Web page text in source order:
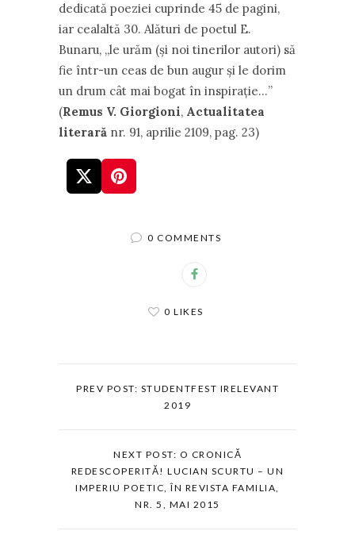
dedicată poeziei cuprinde 45 de pagini,
iar cealaltă 30. Alături de poetul E.
Bunaru, „le urăm (şi noi tinerilor autori) să
fie într-un ceas de bun augur şi le dorim
un drum cât mai bogat în inspiraţie…”
(Remus V. Giorgioni, Actualitatea
literară nr. 91, aprilie 2109, pag. 23)
0 COMMENTS
0 LIKES
PREV POST: STUDENTFEST IRELEVANT
2019
NEXT POST: O CRONICĂ
REDESCOPERITĂ! LUCIAN SCURTU – UN
IMPERIU POETIC, ÎN REVISTA FAMILIA,
NR. 5, MAI 2015